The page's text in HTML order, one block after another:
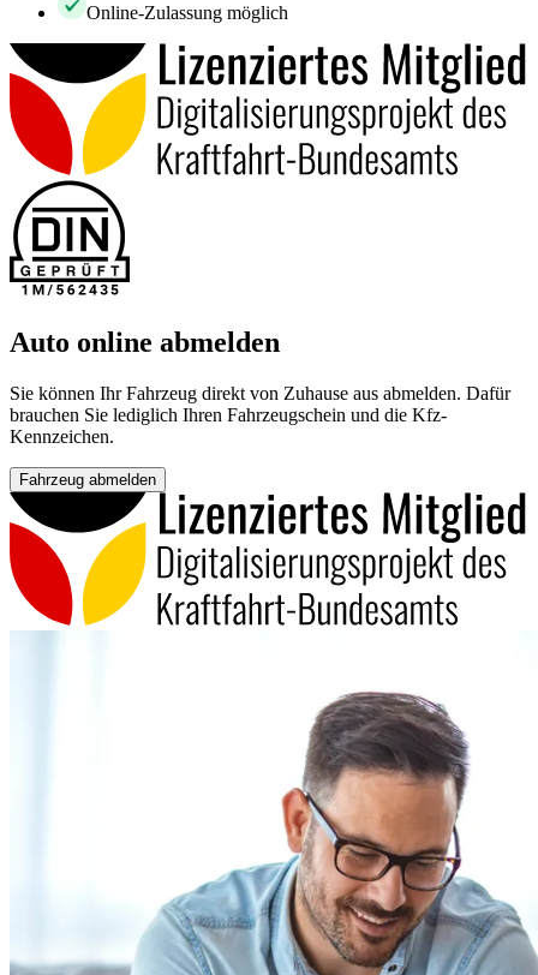
Online-Zulassung möglich
Auto online abmelden
Sie können Ihr Fahrzeug direkt von Zuhause aus abmelden. Dafür
brauchen Sie lediglich Ihren Fahrzeugschein und die Kfz-
Kennzeichen.
Fahrzeug abmelden